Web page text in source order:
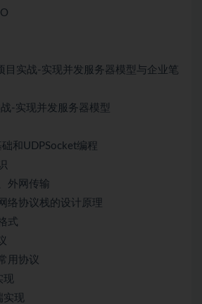
目实战-实现并发服务器模型与企业笔
-实现并发服务器模型
和UDPSocket编程
外网传输
络协议栈的设计原理
式
用协议
现
实现